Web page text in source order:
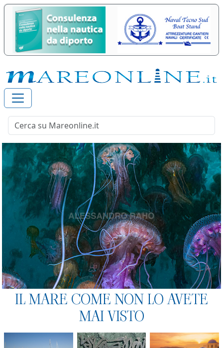
IL MARE COME NON LO AVETE
MAI VISTO